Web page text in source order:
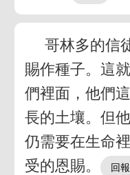
哥林多的信
賜作種子。這
們裡面，他們
長的土壤。但
仍需要在生命
受的恩賜。